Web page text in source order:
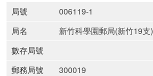
局號
006119-1
局名
新竹科學園郵局(新竹19支)
數存局號
郵務局號
300019